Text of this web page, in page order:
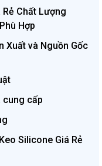
Chất Lượng
Hợp
Xuất và Nguồn Gốc
cung cấp
Silicone Giá Rẻ